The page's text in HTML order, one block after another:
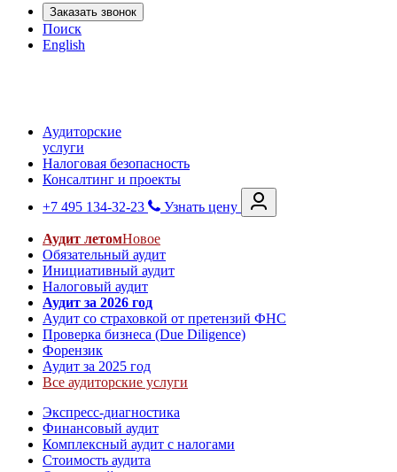
Заказать звонок
Поиск
English
Аудиторские
услуги
Налоговая безопасность
Консалтинг и проекты
+7 495 134-32-23
Узнать цену
Аудит летомНовое
Обязательный аудит
Инициативный аудит
Налоговый аудит
Аудит за 2026 год
Аудит со страховкой от претензий ФНС
Проверка бизнеса (Due Diligence)
Форензик
Аудит за 2025 год
Все аудиторские услуги
Экспресс-диагностика
Финансовый аудит
Комплексный аудит с налогами
Стоимость аудита